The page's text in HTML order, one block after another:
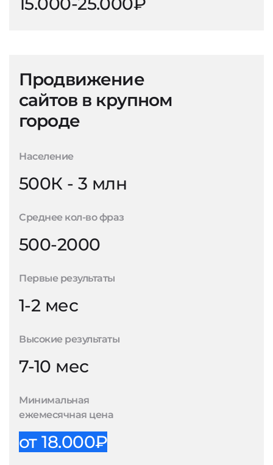
Продвижение
сайтов в крупном
городе
Население
500К - 3 млн
Среднее кол-во фраз
500-2000
Первые результаты
1-2 мес
Высокие результаты
7-10 мес
Минимальная
ежемесячная цена
от 18.000₽